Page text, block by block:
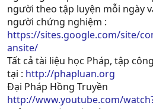
người theo tập luyện mỗi ngày
người chứng nghiệm :
https://sites.google.com/site/
ansite/
Tất cả tài liệu học Pháp, tập
tại : http://phapluan.org
Đại Pháp Hồng Truyền
http://www.youtube.com/